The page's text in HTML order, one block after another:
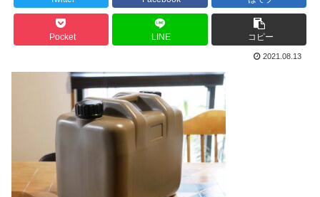
Pocket LINE コピー
2021.08.13